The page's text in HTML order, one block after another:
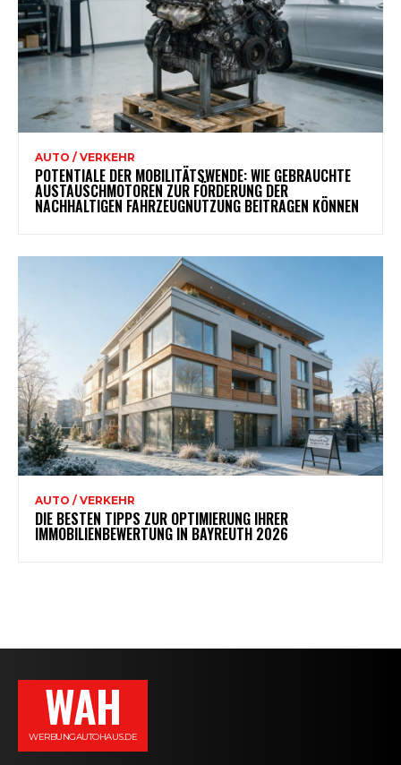
AUTO / VERKEHR
POTENTIALE DER MOBILITÄTSWENDE: WIE GEBRAUCHTE
AUSTAUSCHMOTOREN ZUR FÖRDERUNG DER
NACHHALTIGEN FAHRZEUGNUTZUNG BEITRAGEN KÖNNEN
AUTO / VERKEHR
DIE BESTEN TIPPS ZUR OPTIMIERUNG IHRER
IMMOBILIENBEWERTUNG IN BAYREUTH 2026
WAH
WERBUNGAUTOHAUS.DE